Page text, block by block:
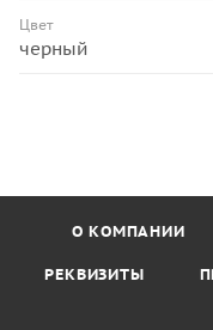
Цвет
черный
О КОМПАНИИ
РЕКВИЗИТЫ